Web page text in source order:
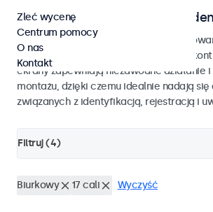
Ekrany do kontroli dostępu i
Monitory i ekrany dotykowe
pracy i płynnej integracji z systemami
ekrany zapewniają niezawodne działanie
montażu, dzięki czemu idealnie nadają się
związanych z identyfikacją, rejestracją i
Filtruj (4)
Biurkowy 17 cali Wyczyść
Zleć wycenę
Centrum pomocy
O nas
Kontakt